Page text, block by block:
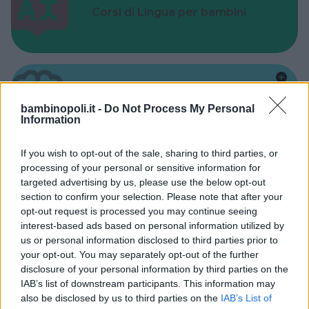
bambinopoli.it - Do Not Process My Personal
Information
If you wish to opt-out of the sale, sharing to third parties, or
processing of your personal or sensitive information for
targeted advertising by us, please use the below opt-out
section to confirm your selection. Please note that after your
opt-out request is processed you may continue seeing
interest-based ads based on personal information utilized by
us or personal information disclosed to third parties prior to
your opt-out. You may separately opt-out of the further
disclosure of your personal information by third parties on the
IAB’s list of downstream participants. This information may
also be disclosed by us to third parties on the IAB’s List of
Corsi di Lingua per bambini
Laboratori creativi per bambini
Asili Nido
Feste